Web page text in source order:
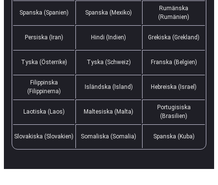
Spanska (Spanien) Spanska (Mexiko)
Rumänska
(Rumänien)
Persiska (Iran) Hindi (Indien) Grekiska (Grekland)
Tyska (Österrike) Tyska (Schweiz) Franska (Belgien)
Filippinska
(Filippinerna)
Isländska (Island) Hebreiska (Israel)
Laotiska (Laos) Maltesiska (Malta)
Portugisiska
(Brasilien)
Slovakiska (Slovakien) Somaliska (Somalia) Spanska (Kuba)